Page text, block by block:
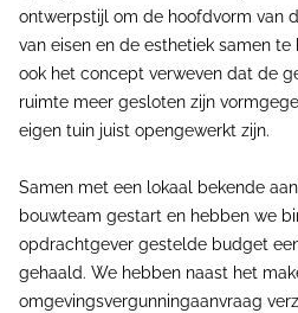
ontwerpstijl om de hoofdvorm van
van eisen en de esthetiek samen
ook het concept verweven dat de
ruimte meer gesloten zijn
eigen tuin juist opengewerkt zijn.
Samen met een lokaal bekende
bouwteam gestart en hebben we
opdrachtgever gestelde budget
gehaald. We hebben naast het
omgevingsvergunningaanvraag